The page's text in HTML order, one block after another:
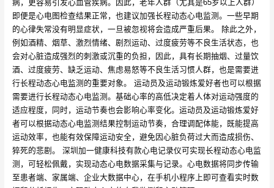
病，更容易引发心血管疾病。因此，老年人群（尤其是65岁以上人群）
即便是心电图检查结果正常，也建议加强长程动态心电监测。一些早期
的心律失常没有明显症状，一旦被忽视将会造成严重后果。 除此之外，
例如酒精、烟草、激烈情绪、剧烈运动、过度疲劳等不良生活状态，也
会对心脏造成强烈的刺激或沉重的负担，因此，具有长期抽烟、过量饮
酒、过度疲劳、缺乏运动、焦虑易怒等不良生活习惯人群，也是需要进
行长程动态心电监测的重要对象。 运动员及运动锻炼爱好者也可以根据
需要进行长程动态心电监测。基础心率的高低决定着人体对运动强度的
适应程度，同时，运动节奏也会影响心率变化。运动员及运动锻炼爱好
者可以根据动态心电监测结果控制运动节奏，合理调配体能，既能提高
运动效率，也能有效保障运动安全，避免因心脏负荷过大而造成损伤、
猝死的悲剧。 深圳加一健康科技有款心电记录仪可实现长程动态心电监
测，可轻松佩戴，实现动态心电数据采集与记录。心电数据将同步传输
至患者端、家属端、企业大数据中心，在手机小程序上即可查看实时数